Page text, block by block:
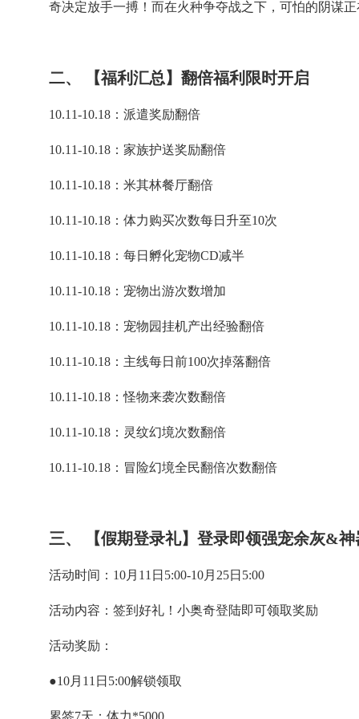
奇决定放手一搏！而在火种争夺战之下，可怕的阴谋
二、 【福利汇总】翻倍福利限时开启
10.11-10.18：派遣奖励翻倍
10.11-10.18：家族护送奖励翻倍
10.11-10.18：米其林餐厅翻倍
10.11-10.18：体力购买次数每日升至10次
10.11-10.18：每日孵化宠物CD减半
10.11-10.18：宠物出游次数增加
10.11-10.18：宠物园挂机产出经验翻倍
10.11-10.18：主线每日前100次掉落翻倍
10.11-10.18：怪物来袭次数翻倍
10.11-10.18：灵纹幻境次数翻倍
10.11-10.18：冒险幻境全民翻倍次数翻倍
三、 【假期登录礼】登录即领强宠余灰&神
活动时间：10月11日5:00-10月25日5:00
活动内容：签到好礼！小奥奇登陆即可领取奖励
活动奖励：
●10月11日5:00解锁领取
累签7天：体力*5000